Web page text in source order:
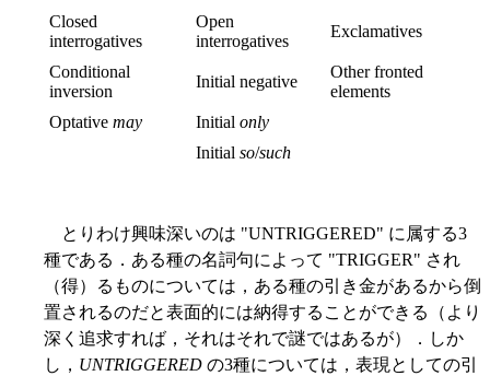
Closed
interrogatives
Open
interrogatives
Exclamatives
Conditional
inversion
Initial negative
Other fronted
elements
Optative may Initial only
Initial so/such
とりわけ興味深いのは "UNTRIGGERED" に属する3
種である．ある種の名詞句によって "TRIGGER" され
（得）るものについては，ある種の引き金があるから倒
置されるのだと表面的には納得することができる（より
深く追求すれば，それはそれで謎ではあるが）．しか
し， UNTRIGGERED の3種については，表現としての引